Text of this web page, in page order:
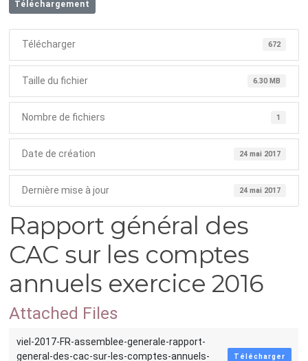
Téléchargement
Télécharger 672
Taille du fichier 6.30 MB
Nombre de fichiers 1
Date de création 24 mai 2017
Dernière mise à jour 24 mai 2017
Rapport général des
CAC sur les comptes
annuels exercice 2016
Attached Files
viel-2017-FR-assemblee-generale-rapport-
general-des-cac-sur-les-comptes-annuels-
Télécharger